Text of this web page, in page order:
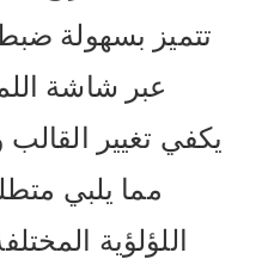
تتميز بسهولة
عبر شاشة
يكفي تغيير
مما يلبي
اللؤلؤية